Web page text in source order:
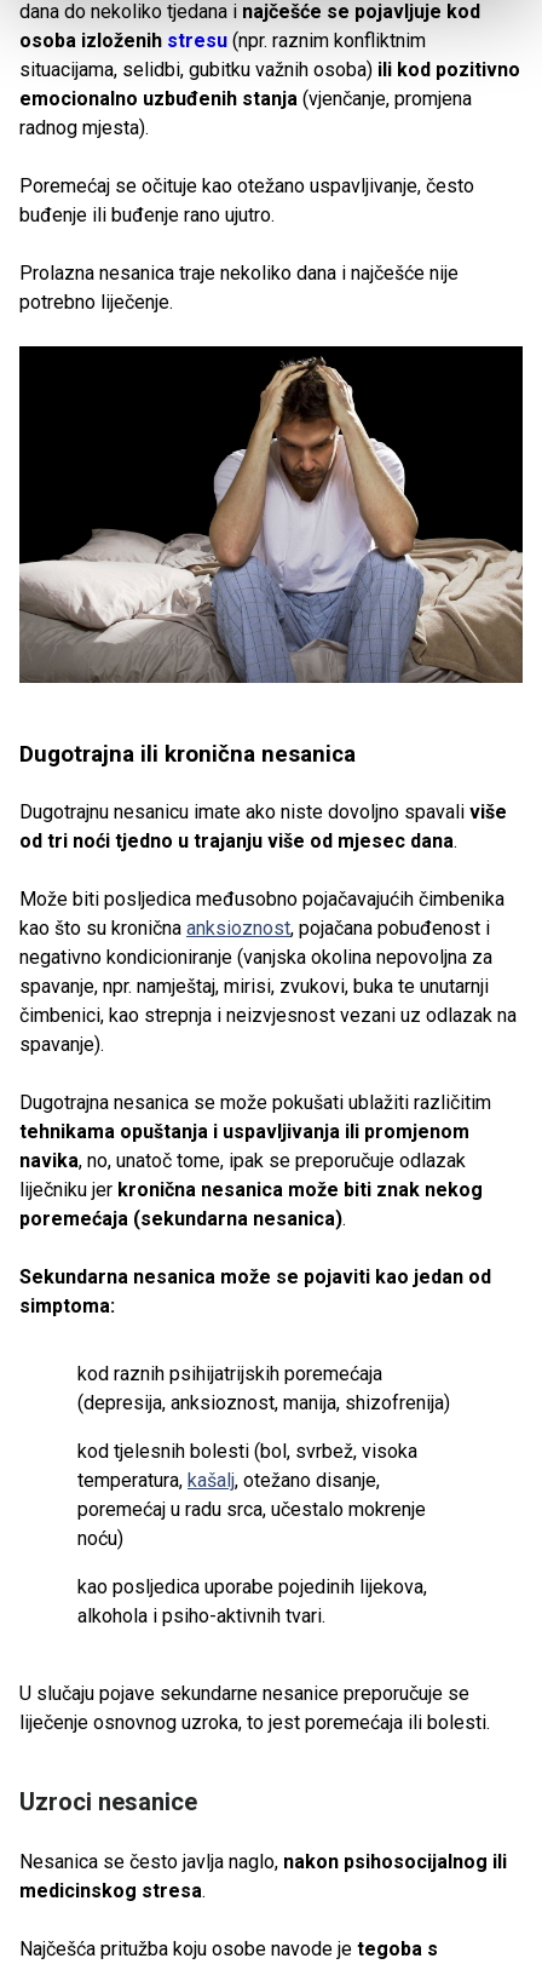
dana do nekoliko tjedana i najčešće se pojavljuje kod
osoba izloženih stresu (npr. raznim konfliktnim
situacijama, selidbi, gubitku važnih osoba) ili kod pozitivno
emocionalno uzbuđenih stanja (vjenčanje, promjena
radnog mjesta).
Poremećaj se očituje kao otežano uspavljivanje, često
buđenje ili buđenje rano ujutro.
Prolazna nesanica traje nekoliko dana i najčešće nije
potrebno liječenje.
Dugotrajna ili kronična nesanica
Dugotrajnu nesanicu imate ako niste dovoljno spavali više
od tri noći tjedno u trajanju više od mjesec dana.
Može biti posljedica međusobno pojačavajućih čimbenika
kao što su kronična anksioznost, pojačana pobuđenost i
negativno kondicioniranje (vanjska okolina nepovoljna za
spavanje, npr. namještaj, mirisi, zvukovi, buka te unutarnji
čimbenici, kao strepnja i neizvjesnost vezani uz odlazak na
spavanje).
Dugotrajna nesanica se može pokušati ublažiti različitim
tehnikama opuštanja i uspavljivanja ili promjenom
navika, no, unatoč tome, ipak se preporučuje odlazak
liječniku jer kronična nesanica može biti znak nekog
poremećaja (sekundarna nesanica).
Sekundarna nesanica može se pojaviti kao jedan od
simptoma:
kod raznih psihijatrijskih poremećaja
(depresija, anksioznost, manija, shizofrenija)
kod tjelesnih bolesti (bol, svrbež, visoka
temperatura, kašalj, otežano disanje,
poremećaj u radu srca, učestalo mokrenje
noću)
kao posljedica uporabe pojedinih lijekova,
alkohola i psiho-aktivnih tvari.
U slučaju pojave sekundarne nesanice preporučuje se
liječenje osnovnog uzroka, to jest poremećaja ili bolesti.
Uzroci nesanice
Nesanica se često javlja naglo, nakon psihosocijalnog ili
medicinskog stresa.
Najčešća pritužba koju osobe navode je tegoba s